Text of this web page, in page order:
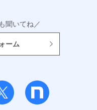
聞いてね／
ーム